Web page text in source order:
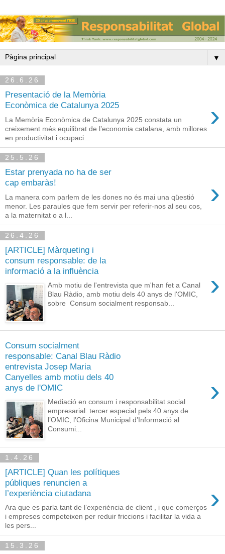
▼
26.6.26
Presentació de la Memòria
Econòmica de Catalunya 2025
›
La Memòria Econòmica de Catalunya 2025 constata un
creixement més equilibrat de l’economia catalana, amb millores
en productivitat i ocupaci...
25.5.26
Estar prenyada no ha de ser
cap embaràs!
›
La manera com parlem de les dones no és mai una qüestió
menor. Les paraules que fem servir per referir-nos al seu cos,
a la maternitat o a l...
26.4.26
[ARTICLE] Màrqueting i
consum responsable: de la
informació a la influència
›
Amb motiu de l'entrevista que m'han fet a Canal
Blau Ràdio, amb motiu dels 40 anys de l'OMIC,
sobre Consum socialment responsab...
Consum socialment
responsable: Canal Blau Ràdio
entrevista Josep Maria
Canyelles amb motiu dels 40
anys de l'OMIC
›
Mediació en consum i responsabilitat social
empresarial: tercer especial pels 40 anys de
l’OMIC, l’Oficina Municipal d’Informació al
Consumi...
1.4.26
[ARTICLE] Quan les polítiques
públiques renuncien a
l’experiència ciutadana
›
Ara que es parla tant de l’experiència de client , i que comerços
i empreses competeixen per reduir friccions i facilitar la vida a
les pers...
15.3.26